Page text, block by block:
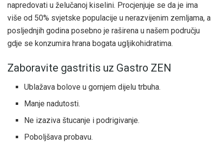
napredovati u želučanoj kiselini. Procjenjuje se da je ima
više od 50% svjetske populacije u nerazvijenim zemljama, a
posljednjih godina posebno je raširena u našem području
gdje se konzumira hrana bogata ugljikohidratima.
Zaboravite gastritis uz Gastro ZEN
Ublažava bolove u gornjem dijelu trbuha.
Manje nadutosti.
Ne izaziva štucanje i podrigivanje.
Poboljšava probavu.